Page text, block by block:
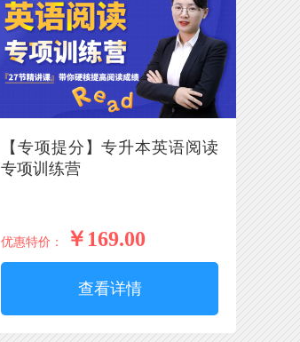
【专项提分】专升本英语阅读
专项训练营
优惠特价： ￥169.00
查看详情